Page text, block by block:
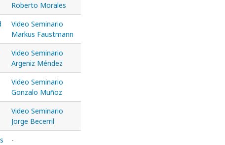
Roberto Morales
Video Seminario
Markus Faustmann
Video Seminario
Argeniz Méndez
Video Seminario
Gonzalo Muñoz
Video Seminario
Jorge Becerril
-